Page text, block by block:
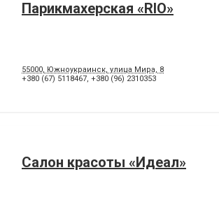
Парикмахерская «RIO»
55000, Южноукраинск, улица Мира, 8
+380 (67) 5118467, +380 (96) 2310353
Салон красоты «Идеал»